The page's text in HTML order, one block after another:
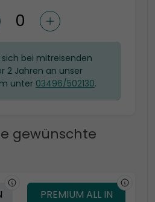
bei mitreisenden
2 Jahren an unser
unter 03496/502130.
gewünschte
PREMIUM ALL IN